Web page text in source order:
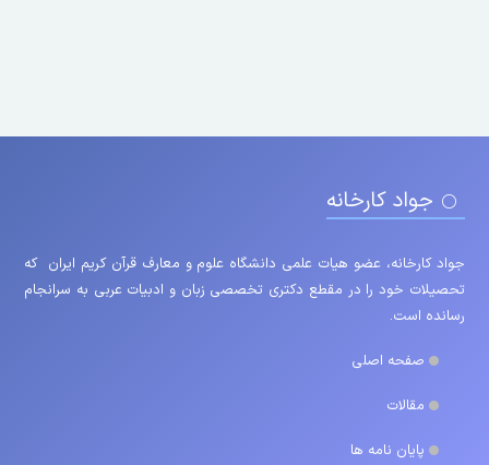
جواد کارخانه
جواد کارخانه، عضو هیات علمی دانشگاه علوم و معارف قرآن کریم ایران که
تحصیلات خود را در مقطع دکتری تخصصی زبان و ادبیات عربی به سرانجام
رسانده است.
صفحه اصلی
مقالات
پایان نامه ها